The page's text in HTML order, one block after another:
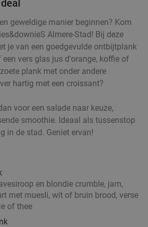
geweldige manier beginnen? Kom
Almere-Stad! Bij deze
je van een goedgevulde ontbijtplank
een vers glas jus d'orange, koffie of
plank met onder andere
hartig met een croissant?
voor een salade naar keuze,
smoothie. Ideaal als tussenstop
in de stad. Geniet ervan!
en blondie crumble, jam,
met muesli, wit of bruin brood, verse
of thee